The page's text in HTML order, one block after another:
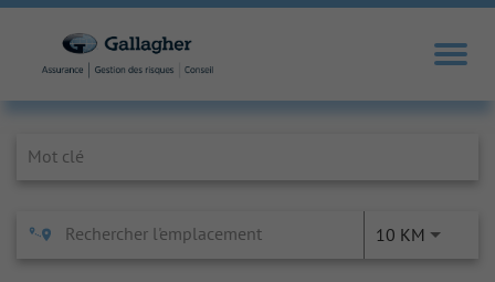
10 KM